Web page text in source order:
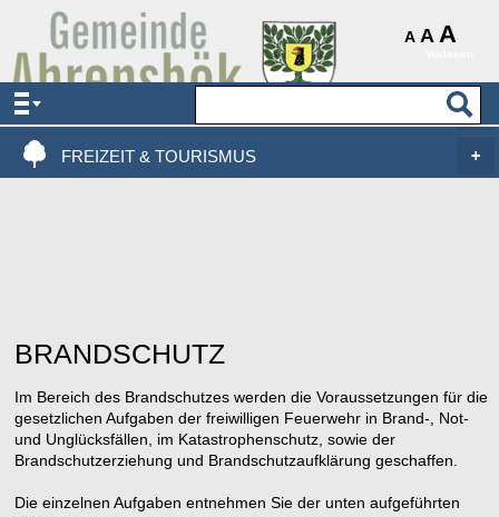
A A A
AKTUELLES & SERVICE
VERWALTUNG & POLITIK
FREIZEIT & TOURISMUS
BRANDSCHUTZ
Im Bereich des Brandschutzes werden die Voraussetzungen für die
gesetzlichen Aufgaben der freiwilligen Feuerwehr in Brand-, Not-
und Unglücksfällen, im Katastrophenschutz, sowie der
Brandschutzerziehung und Brandschutzaufklärung geschaffen.
Die einzelnen Aufgaben entnehmen Sie der unten aufgeführten